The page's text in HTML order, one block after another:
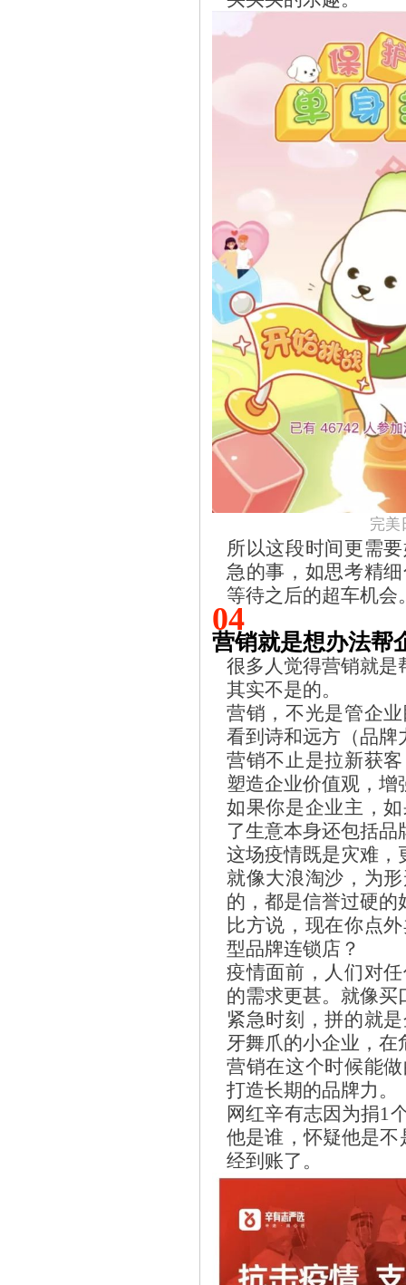
完美
所以这段时间更需
急的事，如思考精
等待之后的超车机会
04
营销就是想办法帮
很多人觉得营销就是
其实不是的。
营销，不光是管企
看到诗和远方（品牌
营销不止是拉新获
塑造企业价值观，
如果你是企业主，
了生意本身还包括
这场疫情既是灾难，
就像大浪淘沙，为
的，都是信誉过硬的
比方说，现在你点
型品牌连锁店？
疫情面前，人们对
的需求更甚。就像
紧急时刻，拼的就
牙舞爪的小企业，
营销在这个时候能
打造长期的品牌力。
网红辛有志因为捐1
他是谁，怀疑他是
经到账了。